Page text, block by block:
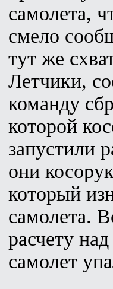
самолета,
смело
тут же
Летчики,
команду
которой
запустили
они
который
самолета.
расчету
самолет